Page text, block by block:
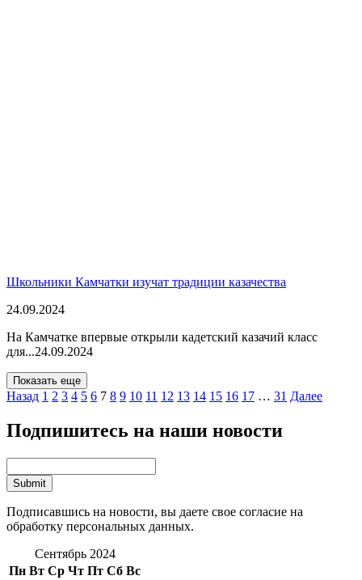
Школьники Камчатки изучат традиции казачества
24.09.2024
На Камчатке впервые открыли кадетский казачий класс
для...24.09.2024
Показать еще
Назад 1 2 3 4 5 6 7 8 9 10 11 12 13 14 15 16 17 … 31 Далее
Подпишитесь на наши новости
Подписавшись на новости, вы даете свое согласие на
обработку персональных данных.
Сентябрь 2024
Пн Вт Ср Чт Пт Сб Вс